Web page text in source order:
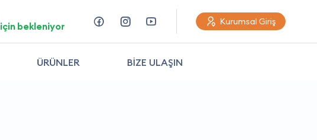
bekleniyor Kurumsal Giriş
ÜRÜNLER BİZE ULAŞIN